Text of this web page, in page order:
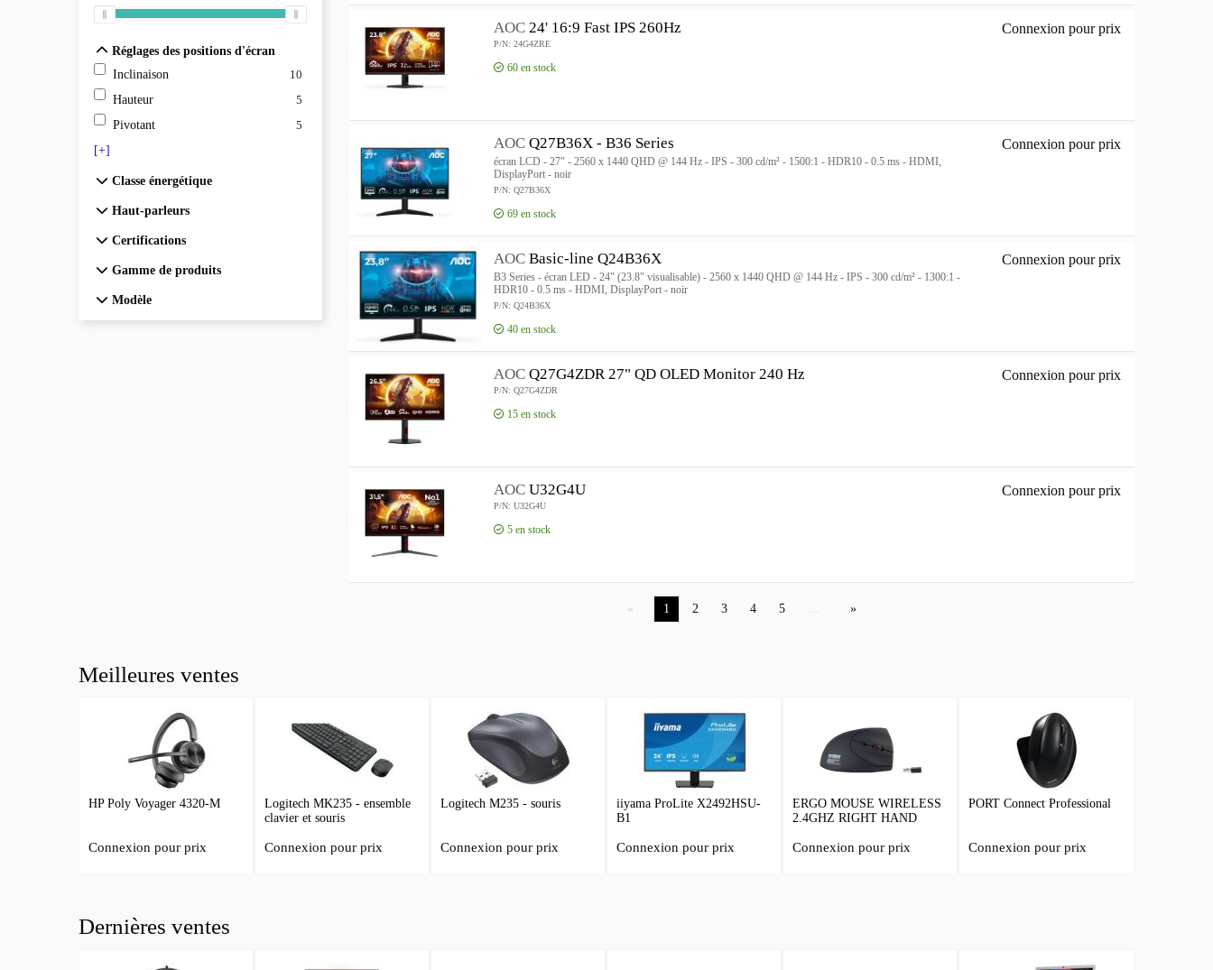
Réglages des positions d'écran
Inclinaison
10
Hauteur
5
Pivotant
5
[+]
Classe énergétique
Haut-parleurs
Certifications
Gamme de produits
Modèle
AOC 24' 16:9 Fast IPS 260Hz
P/N: 24G4ZRE
60 en stock
Connexion pour prix
AOC Q27B36X - B36 Series
écran LCD - 27" - 2560 x 1440 QHD @ 144 Hz - IPS - 300 cd/m² - 1500:1 - HDR10 - 0.5 ms - HDMI,
DisplayPort - noir
P/N: Q27B36X
69 en stock
Connexion pour prix
AOC Basic-line Q24B36X
B3 Series - écran LED - 24" (23.8" visualisable) - 2560 x 1440 QHD @ 144 Hz - IPS - 300 cd/m² - 1300:1 -
HDR10 - 0.5 ms - HDMI, DisplayPort - noir
P/N: Q24B36X
40 en stock
Connexion pour prix
AOC Q27G4ZDR 27" QD OLED Monitor 240 Hz
P/N: Q27G4ZDR
15 en stock
Connexion pour prix
AOC U32G4U
P/N: U32G4U
5 en stock
Connexion pour prix
1 2 3 4 5 …
Meilleures ventes
HP Poly Voyager 4320-M
Connexion pour prix
Logitech MK235 - ensemble
clavier et souris
Connexion pour prix
Logitech M235 - souris
Connexion pour prix
iiyama ProLite X2492HSU-
B1
Connexion pour prix
ERGO MOUSE WIRELESS
2.4GHZ RIGHT HAND
Connexion pour prix
PORT Connect Professional
Connexion pour prix
Dernières ventes